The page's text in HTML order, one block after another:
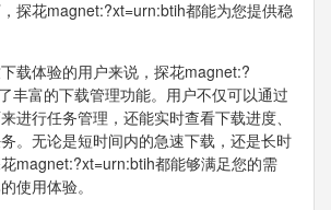
探花magnet:?xt=urn:btih都能为您提供稳
载体验的用户来说，探花magnet:?
丰富的下载管理功能。用户不仅可以通过
进行任务管理，还能实时查看下载进度、
。无论是短时间内的急速下载，还是长时
magnet:?xt=urn:btih都能够满足您的需
使用体验。